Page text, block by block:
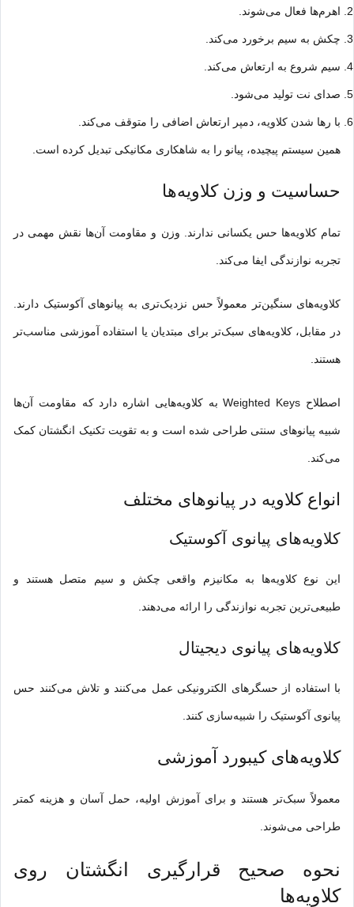
اهرم‌ها فعال می‌شوند.
چکش به سیم برخورد می‌کند.
سیم شروع به ارتعاش می‌کند.
صدای نت تولید می‌شود.
با رها شدن کلاویه، دمپر ارتعاش اضافی را متوقف می‌کند.
همین سیستم پیچیده، پیانو را به شاهکاری مکانیکی تبدیل کرده است.
حساسیت و وزن کلاویه‌ها
تمام کلاویه‌ها حس یکسانی ندارند. وزن و مقاومت آن‌ها نقش مهمی در
تجربه نوازندگی ایفا می‌کند.
کلاویه‌های سنگین‌تر معمولاً حس نزدیک‌تری به پیانوهای آکوستیک دارند.
در مقابل، کلاویه‌های سبک‌تر برای مبتدیان یا استفاده آموزشی مناسب‌تر
هستند.
اصطلاح Weighted Keys به کلاویه‌هایی اشاره دارد که مقاومت آن‌ها
شبیه پیانوهای سنتی طراحی شده است و به تقویت تکنیک انگشتان کمک
می‌کند.
انواع کلاویه در پیانوهای مختلف
کلاویه‌های پیانوی آکوستیک
این نوع کلاویه‌ها به مکانیزم واقعی چکش و سیم متصل هستند و
طبیعی‌ترین تجربه نوازندگی را ارائه می‌دهند.
کلاویه‌های پیانوی دیجیتال
با استفاده از حسگرهای الکترونیکی عمل می‌کنند و تلاش می‌کنند حس
پیانوی آکوستیک را شبیه‌سازی کنند.
کلاویه‌های کیبورد آموزشی
معمولاً سبک‌تر هستند و برای آموزش اولیه، حمل آسان و هزینه کمتر
طراحی می‌شوند.
نحوه صحیح قرارگیری انگشتان روی
کلاویه‌ها